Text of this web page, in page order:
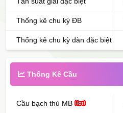
Thống kê chu kỳ ĐB
Thống kê chu kỳ dàn đặc biệt
Thống Kê Cầu
Cầu bạch thủ MB